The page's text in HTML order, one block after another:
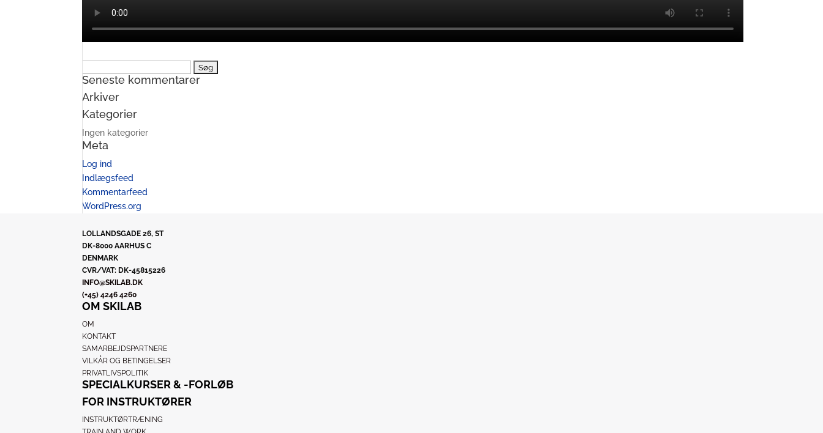
efter:
Seneste kommentarer
Arkiver
Kategorier
Ingen kategorier
Meta
Log ind
Indlægsfeed
Kommentarfeed
WordPress.org
LOLLANDSGADE 26, ST
DK-8000 AARHUS C
DENMARK
CVR/VAT: DK-45815226
INFO@SKILAB.DK
(+45) 4246 4260
OM SKILAB
OM
KONTAKT
SAMARBEJDSPARTNERE
VILKÅR OG BETINGELSER
PRIVATLIVSPOLITIK
SPECIALKURSER & -FORLØB
FOR INSTRUKTØRER
INSTRUKTØRTRÆNING